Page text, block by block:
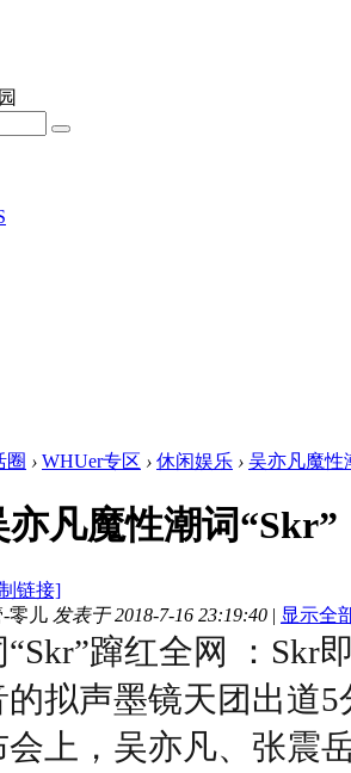
圈 › WHUer专区 › 休闲娱乐 › 吴亦凡魔性
亦凡魔性潮词“Skr”
链接]
-零儿 发表于 2018-7-16 23:19:40 | 显示全
“Skr”蹿红全网 ：Skr
的拟声墨镜天团出道
会上，吴亦凡、张震